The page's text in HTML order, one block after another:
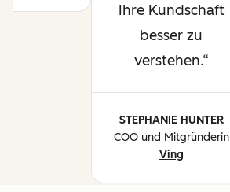
Ihre Kundschaft
besser zu
verstehen.
STEPHANIE HUNTER
COO und Mitgründerin
Ving